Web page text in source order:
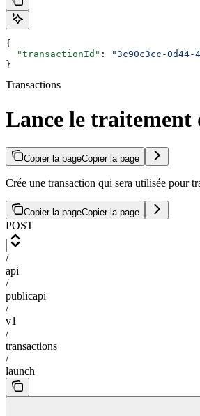
{
  "transactionId"
:
"3c90c3cc-0d44-
}
Transactions
Lance le traitement
Copier la pageCopier la page
Crée une transaction qui sera utilisée pour
Copier la pageCopier la page
POST
/
api
/
publicapi
/
v1
/
transactions
/
launch